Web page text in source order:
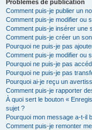
Problèmes de publication
Comment puis-je publier un
Comment puis-je modifier ou
Comment puis-je insérer une
Comment puis-je créer un
Pourquoi ne puis-je pas
Comment puis-je modifier ou
Pourquoi ne puis-je pas
Pourquoi ne puis-je pas
Pourquoi ai-je reçu un
Comment puis-je rapporter
À quoi sert le bouton «
sujet ?
Pourquoi mon message a-t-il
Comment puis-je remonter